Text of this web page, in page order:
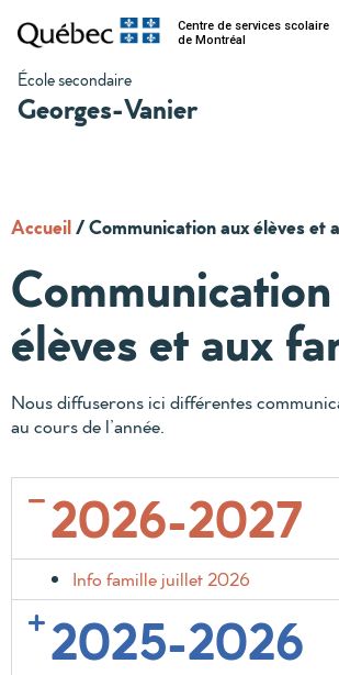
Centre de services scolaire
de Montréal
École secondaire
Georges-Vanier
Accueil/Communication aux élèves et
élèves et aux
Nous diffuserons ici différentes
au cours de l’année.
2026-2027
Info famille juillet 2026
2025-2026